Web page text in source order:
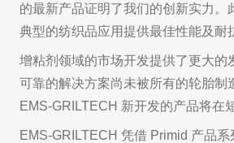
的最新产品证明了我们的创新实力。
典型的纺织品应用提供最佳性能及耐
增粘剂领域的市场开发提供了更大的
可靠的解决方案尚未被所有的轮胎制
EMS-GRILTECH 新开发的产品将在
EMS-GRILTECH 凭借 Primid 产品